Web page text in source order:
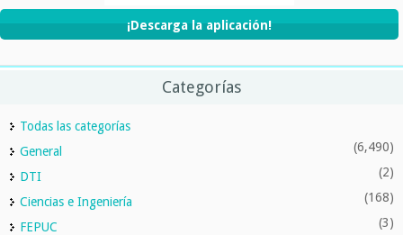
¡Descarga la aplicación!
Categorías
Todas las categorías
General
(6,490)
DTI (2)
Ciencias e Ingeniería (168)
FEPUC (3)